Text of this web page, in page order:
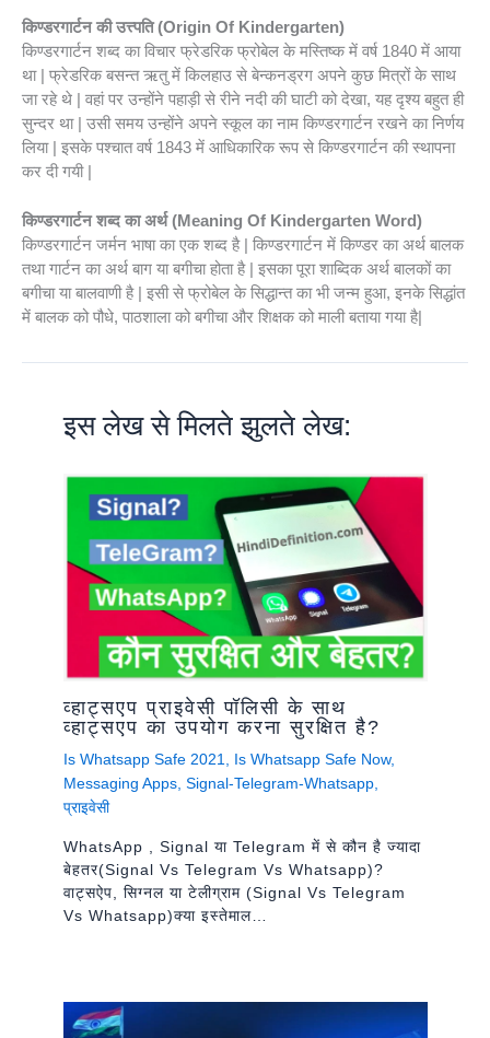
किण्डरगार्टन की उत्त्पति(Origin Of Kindergarten)
किण्डरगार्टन शब्द का विचार फ्रेडरिक फ्रोबेल के मस्तिष्क में वर्ष 1840 में आया
था | फ्रेडरिक बसन्त ऋतु में किलहाउ से बेन्कनड्रग अपने कुछ मित्रों के साथ
जा रहे थे | वहां पर उन्होंने पहाड़ी से रीने नदी की घाटी को देखा, यह दृश्य बहुत ही
सुन्दर था | उसी समय उन्होंने अपने स्कूल का नाम किण्डरगार्टन रखने का निर्णय
लिया | इसके पश्चात वर्ष 1843 में आधिकारिक रूप से किण्डरगार्टन की स्थापना
कर दी गयी |
किण्डरगार्टन शब्द का अर्थ(Meaning Of Kindergarten Word)
किण्डरगार्टन जर्मन भाषा का एक शब्द है | किण्डरगार्टन में किण्डर का अर्थ बालक
तथा गार्टन का अर्थ बाग या बगीचा होता है | इसका पूरा शाब्दिक अर्थ बालकों का
बगीचा या बालवाणी है | इसी से फ्रोबेल के सिद्धान्त का भी जन्म हुआ, इनके सिद्धांत
में बालक को पौधे, पाठशाला को बगीचा और शिक्षक को माली बताया गया है|
इस लेख से मिलते झुलते लेख:
व्हाट्सएप प्राइवेसी पॉलिसी के साथ
व्हाट्सएप का उपयोग करना सुरक्षित है?
Is Whatsapp Safe 2021 Is Whatsapp Safe Now,
Messaging Apps, Signal-Telegram-Whatsapp,
प्राइवेसी
WhatsApp , Signal या Telegram में से कौन है ज्यादा
बेहतर(signal Vs Telegram Vs Whatsapp)?
वाट्सऐप, सिग्नल या टेलीग्राम (signal Vs Telegram
Vs Whatsapp)क्या इस्तेमाल…